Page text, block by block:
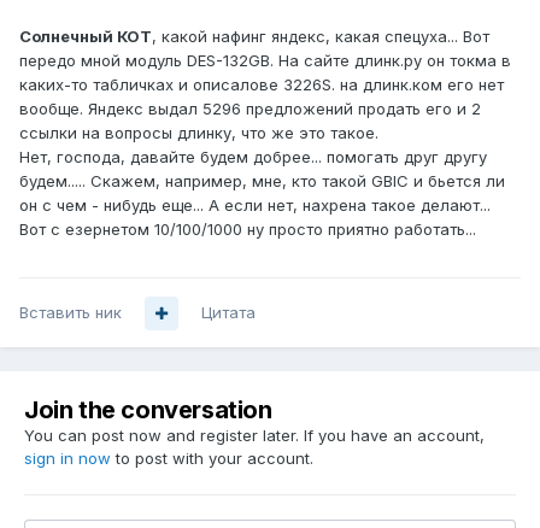
Солнечный КОТ, какой нафинг яндекс, какая спецуха... Вот
передо мной модуль DES-132GB. На сайте длинк.ру он токма в
каких-то табличках и описалове 3226S. на длинк.ком его нет
вообще. Яндекс выдал 5296 предложений продать его и 2
ссылки на вопросы длинку, что же это такое.
Нет, господа, давайте будем добрее... помогать друг другу
будем..... Скажем, например, мне, кто такой GBIC и бьется ли
он с чем - нибудь еще... А если нет, нахрена такое делают...
Вот с езернетом 10/100/1000 ну просто приятно работать...
Вставить ник Цитата
Join the conversation
You can post now and register later. If you have an account,
sign in now to post with your account.